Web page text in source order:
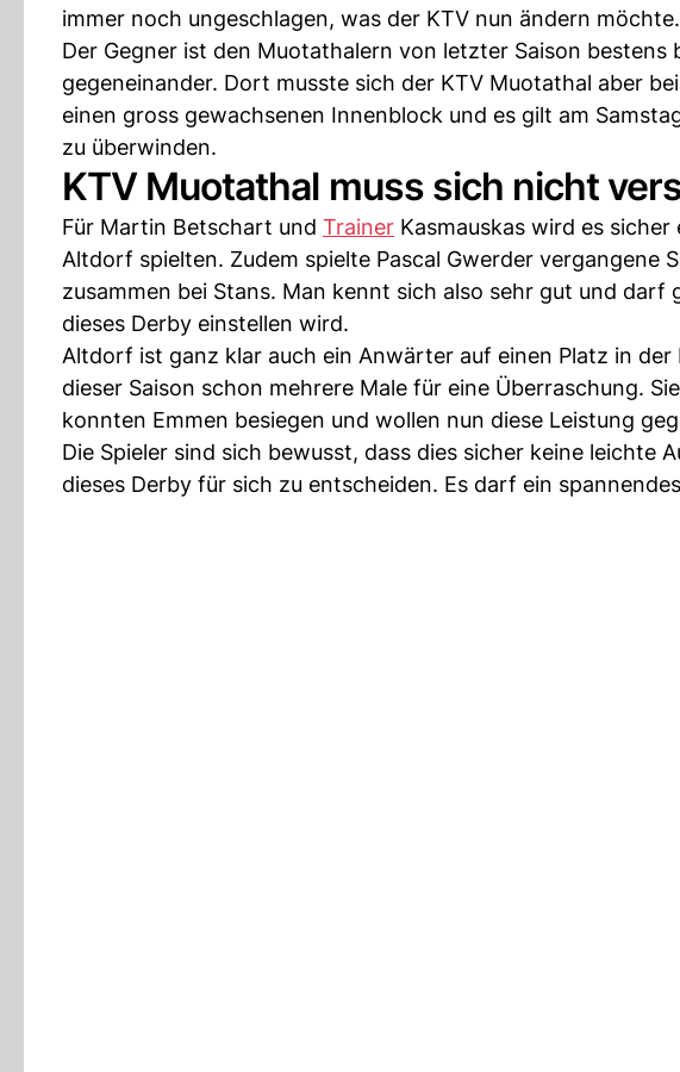
immer noch ungeschlagen, was der KTV nun ändern möchte.
Der Gegner ist den Muotathalern von letzter Saison bestens
gegeneinander. Dort musste sich der KTV Muotathal aber
einen gross gewachsenen Innenblock und es gilt am
zu überwinden.
KTV Muotathal muss sich nicht
Für Martin Betschart und Trainer Kasmauskas wird es
Altdorf spielten. Zudem spielte Pascal Gwerder vergangene
zusammen bei Stans. Man kennt sich also sehr gut und darf
dieses Derby einstellen wird.
Altdorf ist ganz klar auch ein Anwärter auf einen Platz in
dieser Saison schon mehrere Male für eine Überraschung.
konnten Emmen besiegen und wollen nun diese Leistung
Die Spieler sind sich bewusst, dass dies sicher keine leichte
dieses Derby für sich zu entscheiden. Es darf ein